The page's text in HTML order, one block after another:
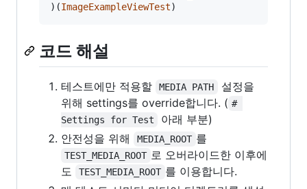
)(ImageExampleViewTest)
코드 해설
테스트에만 적용할 MEDIA PATH
설정을
위해 settings를 override합니다. ( #
Settings for Test
아래 부분)
안전성을 위해
MEDIA_ROOT 를
TEST_MEDIA_ROOT 로 오버라이드한 이후에
도
TEST_MEDIA_ROOT 를 이용합니다.